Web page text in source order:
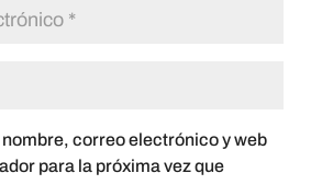
correo electrónico y web
para la próxima vez que